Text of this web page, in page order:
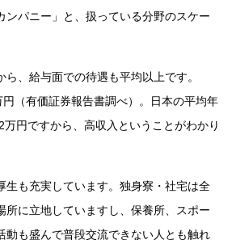
ンパニー」と、扱っている分野のスケー
ら、給与面での待遇も平均以上です。
（有価証券報告書調べ）。日本の平均年
円ですから、高収入ということがわかり
生も充実しています。独身寮・社宅は全
所に立地していますし、保養所、スポー
動も盛んで普段交流できない人とも触れ